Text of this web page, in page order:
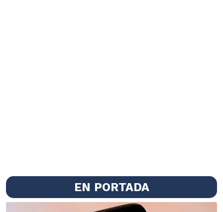
EN PORTADA